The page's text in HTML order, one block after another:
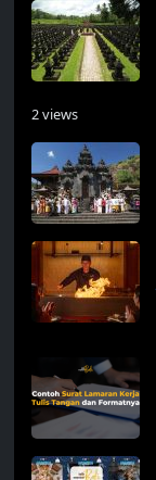
2 views